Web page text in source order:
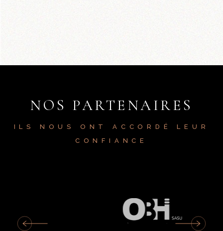
NOS PARTENAIRES
ILS NOUS ONT ACCORDÉ LEUR
CONFIANCE